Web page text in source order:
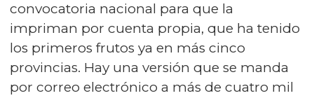
convocatoria nacional para que la
impriman por cuenta propia, que ha tenido
los primeros frutos ya en más cinco
provincias. Hay una versión que se manda
por correo electrónico a más de cuatro mil